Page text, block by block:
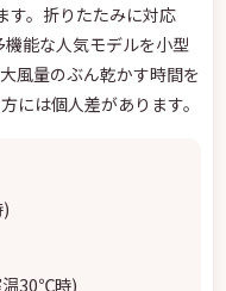
す。折りたたみに対応
能な人気モデルを小型
風量のぶん乾かす時間を
には個人差があります。
30℃時)